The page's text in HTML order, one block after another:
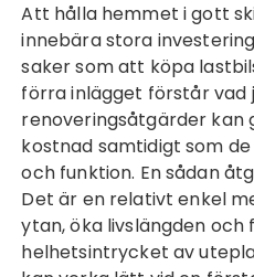
Att hålla hemmet i gott skick behöver inte
innebära stora
saker som att köpa
förra inlägget förstår vad
renoveringsåtgärder kan
kostnad samtidigt som
och funktion. En sådan
Det är en relativt enkel
ytan, öka livslängden
helhetsintrycket av